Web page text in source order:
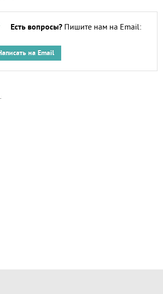
Есть вопросы? Пишите нам на Email:
на Email